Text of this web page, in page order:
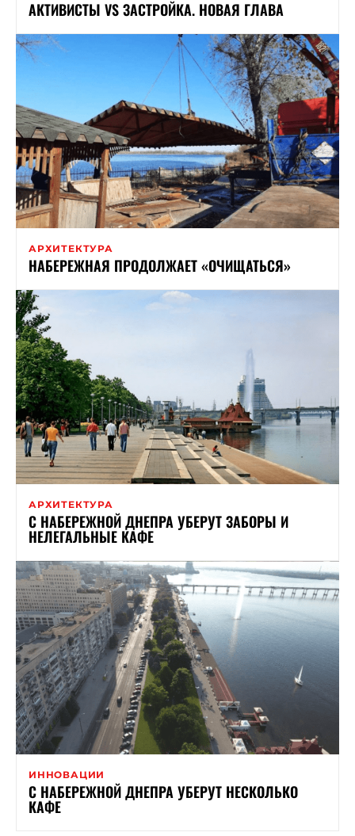
АКТИВИСТЫ VS ЗАСТРОЙКА. НОВАЯ ГЛАВА
АРХИТЕКТУРА
НАБЕРЕЖНАЯ ПРОДОЛЖАЕТ «ОЧИЩАТЬСЯ»
АРХИТЕКТУРА
С НАБЕРЕЖНОЙ ДНЕПРА УБЕРУТ ЗАБОРЫ И
НЕЛЕГАЛЬНЫЕ КАФЕ
ИННОВАЦИИ
С НАБЕРЕЖНОЙ ДНЕПРА УБЕРУТ НЕСКОЛЬКО
КАФЕ